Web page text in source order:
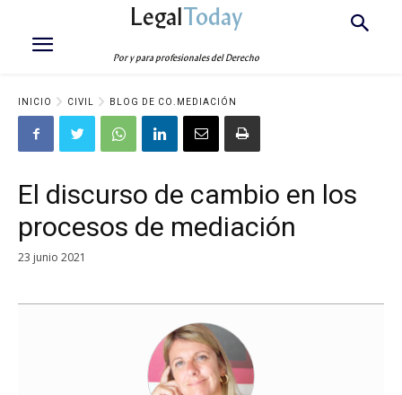
LegalToday
Por y para profesionales del Derecho
INICIO CIVIL BLOG DE CO.MEDIACIÓN
El discurso de cambio en los
procesos de mediación
23 junio 2021